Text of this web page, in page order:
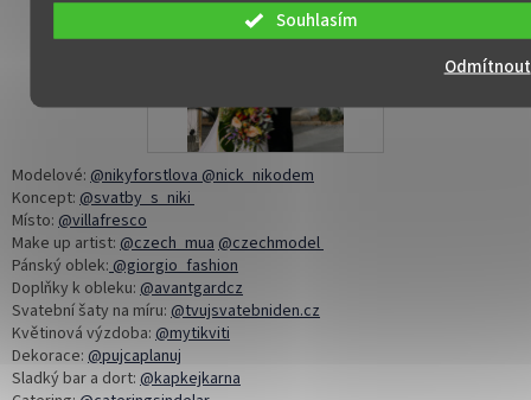
Odmítnout
Souhlasím
Modelové: @nikyforstlova@nick_nikodem
Koncept: @svatby_s_niki
Místo: @villafresco
Make up artist: @czech_mua@czechmodel
Pánský oblek: @giorgio_fashion
Doplňky k obleku: @avantgardcz
Svatební šaty na míru: @tvujsvatebniden.cz
Květinová výzdoba: @mytikviti
Dekorace: @pujcaplanuj
Sladký bar a dort: @kapkejkarna